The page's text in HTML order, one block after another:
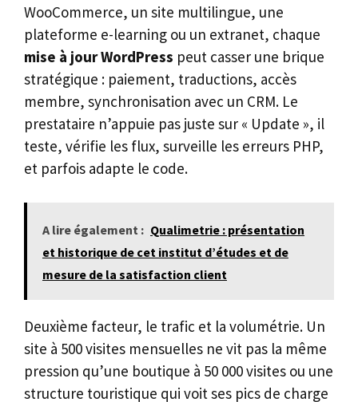
WooCommerce, un site multilingue, une
plateforme e-learning ou un extranet, chaque
mise à jour WordPress peut casser une brique
stratégique : paiement, traductions, accès
membre, synchronisation avec un CRM. Le
prestataire n’appuie pas juste sur « Update », il
teste, vérifie les flux, surveille les erreurs PHP,
et parfois adapte le code.
A lire également : Qualimetrie : présentation
et historique de cet institut d’études et de
mesure de la satisfaction client
Deuxième facteur, le trafic et la volumétrie. Un
site à 500 visites mensuelles ne vit pas la même
pression qu’une boutique à 50 000 visites ou une
structure touristique qui voit ses pics de charge